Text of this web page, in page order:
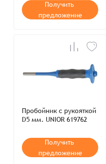
Получить
предложение
Пробойник с рукояткой
D5 мм. UNIOR 619762
Получить
предложение